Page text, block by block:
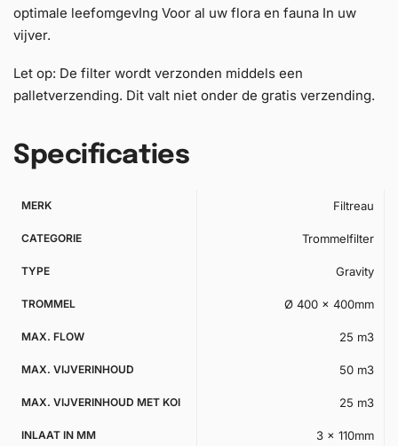
optimale leefomgevIng Voor al uw flora en fauna In uw
vijver.
Let op: De filter wordt verzonden middels een
palletverzending. Dit valt niet onder de gratis verzending.
Specificaties
MERK Filtreau
CATEGORIE Trommelfilter
TYPE Gravity
TROMMEL Ø 400 x 400mm
MAX. FLOW 25 m3
MAX. VIJVERINHOUD 50 m3
MAX. VIJVERINHOUD MET KOI 25 m3
INLAAT IN MM 3 x 110mm